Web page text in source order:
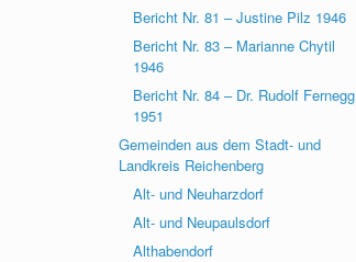
Bericht Nr. 81 – Justine Pilz 1946
Bericht Nr. 83 – Marianne Chytil
1946
Bericht Nr. 84 – Dr. Rudolf Fernegg
1951
Gemeinden aus dem Stadt- und
Landkreis Reichenberg
Alt- und Neuharzdorf
Alt- und Neupaulsdorf
Althabendorf